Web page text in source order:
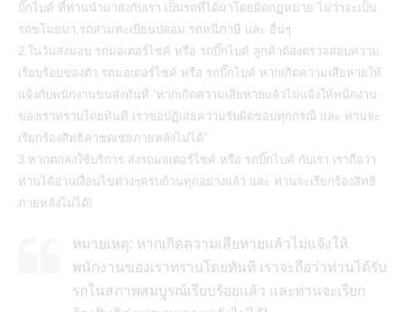
บิ๊กไบค์ ที่ท่านนำมาส่งกับเรา เป็นรถที่ได้มาโดยผิดกฏหมาย ไม่ว่าจะเป็น
รถขโมยมา รถสวมทะเบียนปลอม รถหนีภาษี และ อื่นๆ
2.ในวันส่งมอบ รถมอเตอร์ไซค์ หรือ รถบิ๊กไบค์ ลูกค้าต้องตรวจสอบความ
เรียบร้อยของตัว รถมอเตอร์ไซค์ หรือ รถบิ๊กไบค์ หากเกิดความเสียหายให้
แจ้งกับพนักงานขนส่งทันที “หากเกิดความเสียหายแล้วไม่แจ้งให้พนักงาน
ของเราทราบโดยทันที เราขอปฏิเสธความรับผิดชอบทุกกรณี และ ท่านจะ
เรียกร้องสิทธิค่าชดเชยภายหลังไม่ได้”
3.หากตกลงใช้บริการ ส่งรถมอเตอร์ไซค์ หรือ รถบิ๊กไบค์ กับเรา เราถือว่า
ท่านได้อ่านเงื่อนไขต่างๆครบถ้วนทุกอย่างแล้ว และ ท่านจะเรียกร้องสิทธิ
ภายหลังไม่ได้!
หมายเหตุ: หากเกิดความเสียหายแล้วไม่แจ้งให้
พนักงานของเราทราบโดยทันที เราจะถือว่าท่านได้รับ
รถในสภาพสมบูรณ์เรียบร้อยแล้ว และท่านจะเรียก